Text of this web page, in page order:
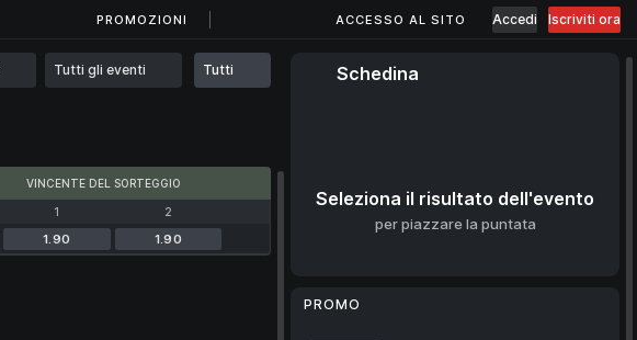
PROMOZIONI ACCESSO AL SITO Accedi Iscriviti ora
Tutti gli eventi Tutti
VINCENTE DEL SORTEGGIO
1 2
1.90 1.90
Schedina
Seleziona il risultato dell'evento
per piazzare la puntata
PROMO